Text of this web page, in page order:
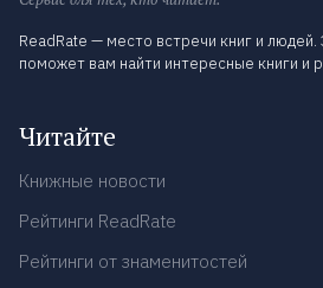
ReadRate — место встречи книг и
поможет вам найти интересные книги и
Читайте
Книжные новости
Рейтинги ReadRate
Рейтинги от знаменитостей